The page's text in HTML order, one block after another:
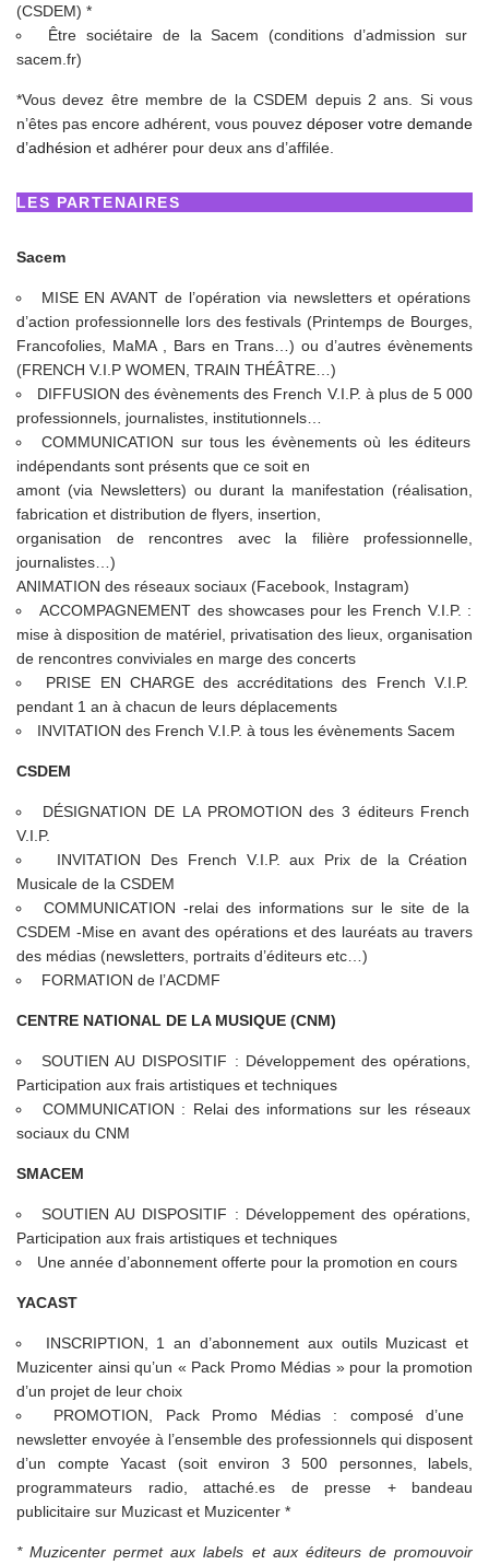
(CSDEM) *
Être sociétaire de la Sacem (conditions d’admission sur
sacem.fr)
*Vous devez être membre de la CSDEM depuis 2 ans. Si vous
n’êtes pas encore adhérent, vous pouvez déposer votre demande
d’adhésion et adhérer pour deux ans d’affilée.
LES PARTENAIRES
Sacem
MISE EN AVANT de l’opération via newsletters et opérations
d’action professionnelle lors des festivals (Printemps de Bourges,
Francofolies, MaMA , Bars en Trans…) ou d’autres évènements
(FRENCH V.I.P WOMEN, TRAIN THÉÂTRE…)
DIFFUSION des évènements des French V.I.P. à plus de 5 000
professionnels, journalistes, institutionnels…
COMMUNICATION sur tous les évènements où les éditeurs
indépendants sont présents que ce soit en
amont (via Newsletters) ou durant la manifestation (réalisation,
fabrication et distribution de flyers, insertion,
organisation de rencontres avec la filière professionnelle,
journalistes…)
ANIMATION des réseaux sociaux (Facebook, Instagram)
ACCOMPAGNEMENT des showcases pour les French V.I.P. :
mise à disposition de matériel, privatisation des lieux, organisation
de rencontres conviviales en marge des concerts
PRISE EN CHARGE des accréditations des French V.I.P.
pendant 1 an à chacun de leurs déplacements
INVITATION des French V.I.P. à tous les évènements Sacem
CSDEM
DÉSIGNATION DE LA PROMOTION des 3 éditeurs French
V.I.P.
INVITATION Des French V.I.P. aux Prix de la Création
Musicale de la CSDEM
COMMUNICATION -relai des informations sur le site de la
CSDEM -Mise en avant des opérations et des lauréats au travers
des médias (newsletters, portraits d’éditeurs etc…)
FORMATION de l’ACDMF
CENTRE NATIONAL DE LA MUSIQUE (CNM)
SOUTIEN AU DISPOSITIF : Développement des opérations,
Participation aux frais artistiques et techniques
COMMUNICATION : Relai des informations sur les réseaux
sociaux du CNM
SMACEM
SOUTIEN AU DISPOSITIF : Développement des opérations,
Participation aux frais artistiques et techniques
Une année d’abonnement offerte pour la promotion en cours
YACAST
INSCRIPTION, 1 an d’abonnement aux outils Muzicast et
Muzicenter ainsi qu’un « Pack Promo Médias » pour la promotion
d’un projet de leur choix
PROMOTION, Pack Promo Médias : composé d’une
newsletter envoyée à l’ensemble des professionnels qui disposent
d’un compte Yacast (soit environ 3 500 personnes, labels,
programmateurs radio, attaché.es de presse + bandeau
publicitaire sur Muzicast et Muzicenter *
* Muzicenter permet aux labels et aux éditeurs de promouvoir